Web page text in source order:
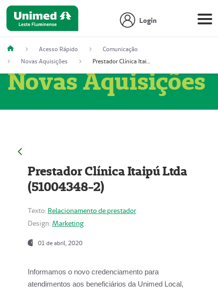
Login
Acesso Rápido
Comunicação
Novas Aquisições
Prestador Clínica Itaipú Ltda (51004348-2)
Novas Aquisições
Prestador Clínica Itaipú Ltda
(51004348-2)
Texto: Relacionamento de prestador
Design: Marketing
01 de abril, 2020
Informamos o novo credenciamento para
atendimentos aos beneficiários da Unimed Local,